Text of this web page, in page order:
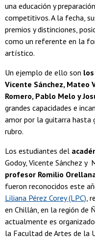
una educación y
competitivos. A la fecha,
premios y distinciones,
como un referente en la
artístico.
Un ejemplo de ello son
Vicente Sánchez, Mateo
Romero, Pablo Melo y
grandes capacidades e
amor por la guitarra hasta
rubro.
Los estudiantes del
Godoy, Vicente Sánchez y
profesor Romilio
fueron reconocidos este
Liliana Pérez Corey (LPC),
en Chillán, en la región de
actualmente es
la Facultad de Artes de la